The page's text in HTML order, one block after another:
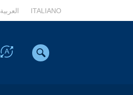
العربية ITALIANO